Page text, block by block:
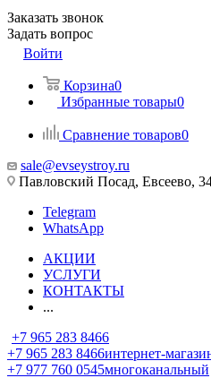
Заказать звонок
Задать вопрос
Войти
Корзина0
Избранные товары0
Сравнение товаров0
sale@evseystroy.ru
Павловский Посад, Евсеево,
Telegram
WhatsApp
АКЦИИ
УСЛУГИ
КОНТАКТЫ
...
+7 965 283 8466
+7 965 283 8466интернет-
+7 977 760 0545многоканальный